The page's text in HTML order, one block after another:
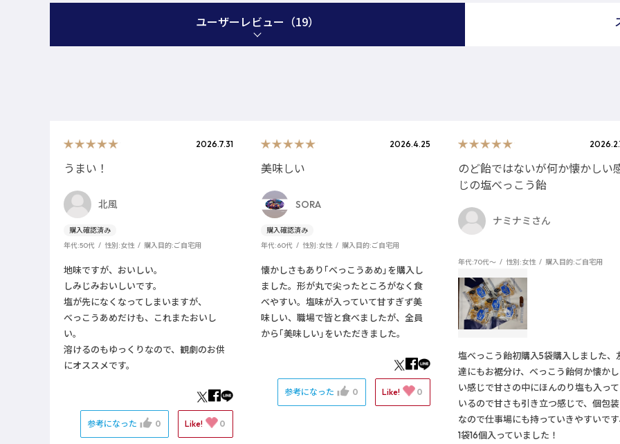
ユーザーレビュー （19）
2026.7.31
うまい！
北風
年代:50代 性別:女性 購入目的:ご自宅用
地味ですが、おいしい。
しみじみおいしいです。
塩が先になくなってしまいますが、
べっこうあめだけも、これまたおいし
い。
溶けるのもゆっくりなので、観劇のお供
にオススメです。
参考になった 0 Like! 0
2026.4.25
美味しい
SORA
年代:60代 性別:女性 購入目的:ご自宅用
懐かしさもあり｢べっこうあめ｣を購入し
ました。形が丸で尖ったところがなく食
べやすい。塩味が入っていて甘すぎず美
味しい、職場で皆と食べましたが、全員
から｢美味しい｣をいただきました。
参考になった 0 Like! 0
のど飴ではないが何か懐かしい
じの塩べっこう飴
ナミナミさん
年代:70代～ 性別:女性 購入目的:ご自宅用
塩べっこう飴初購入5袋購入しました、
達にもお裾分け、べっこう飴何か懐かし
い感じで甘さの中にほんのり塩も入って
いるので甘さも引き立つ感じで、個包装
なので仕事場にも持っていきやすいで
1袋16個入っていました！